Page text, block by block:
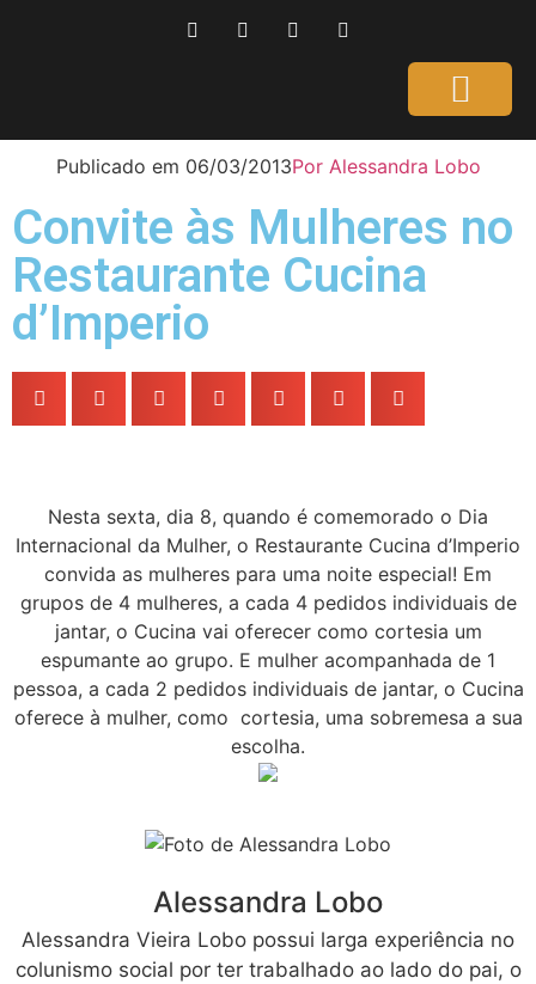
Publicado em 06/03/2013PorAlessandra Lobo
Convite às Mulheres no
Restaurante Cucina
d’Imperio
Nesta sexta, dia 8, quando é comemorado o Dia
Internacional da Mulher, o Restaurante Cucina d’Imperio
convida as mulheres para uma noite especial! Em
grupos de 4 mulheres, a cada 4 pedidos individuais de
jantar, o Cucina vai oferecer como cortesia um
espumante ao grupo. E mulher acompanhada de 1
pessoa, a cada 2 pedidos individuais de jantar, o Cucina
oferece à mulher, como cortesia, uma sobremesa a sua
escolha.
Alessandra Lobo
Alessandra Vieira Lobo possui larga experiência no
colunismo social por ter trabalhado ao lado do pai, o